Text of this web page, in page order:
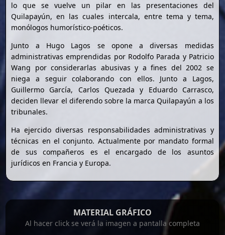
lo que se vuelve un pilar en las presentaciones del
Quilapayún, en las cuales intercala, entre tema y tema,
monólogos humorístico-poéticos.
Junto a Hugo Lagos se opone a diversas medidas
administrativas emprendidas por Rodolfo Parada y Patricio
Wang por considerarlas abusivas y a fines del 2002 se
niega a seguir colaborando con ellos. Junto a Lagos,
Guillermo García, Carlos Quezada y Eduardo Carrasco,
deciden llevar el diferendo sobre la marca Quilapayún a los
tribunales.
Ha ejercido diversas responsabilidades administrativas y
técnicas en el conjunto. Actualmente por mandato formal
de sus compañeros es el encargado de los asuntos
jurídicos en Francia y Europa.
MATERIAL GRÁFICO
Al hacer click se verá la imagen a pantalla completa